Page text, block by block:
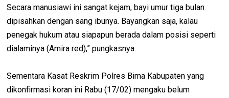
Secara manusiawi ini sangat kejam, bayi umur tiga bulan
dipisahkan dengan sang ibunya. Bayangkan saja, kalau
penegak hukum atau siapapun berada dalam posisi seperti
dialaminya (Amira red),” pungkasnya.
Sementara Kasat Reskrim Polres Bima Kabupaten yang
dikonfirmasi koran ini Rabu (17/02) mengaku belum